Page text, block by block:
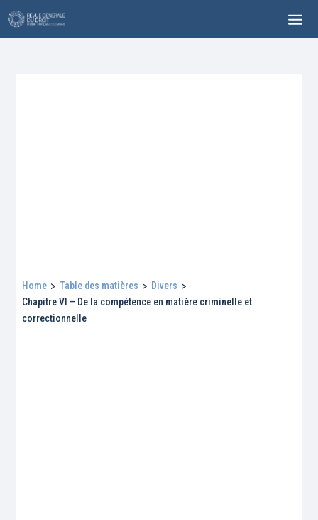
Home > Table des matières > Divers >
Chapitre VI – De la compétence en matière criminelle et
correctionnelle